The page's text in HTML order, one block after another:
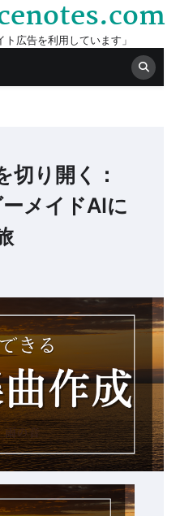
広告を利用しています」
切り開く：
メイドAIに